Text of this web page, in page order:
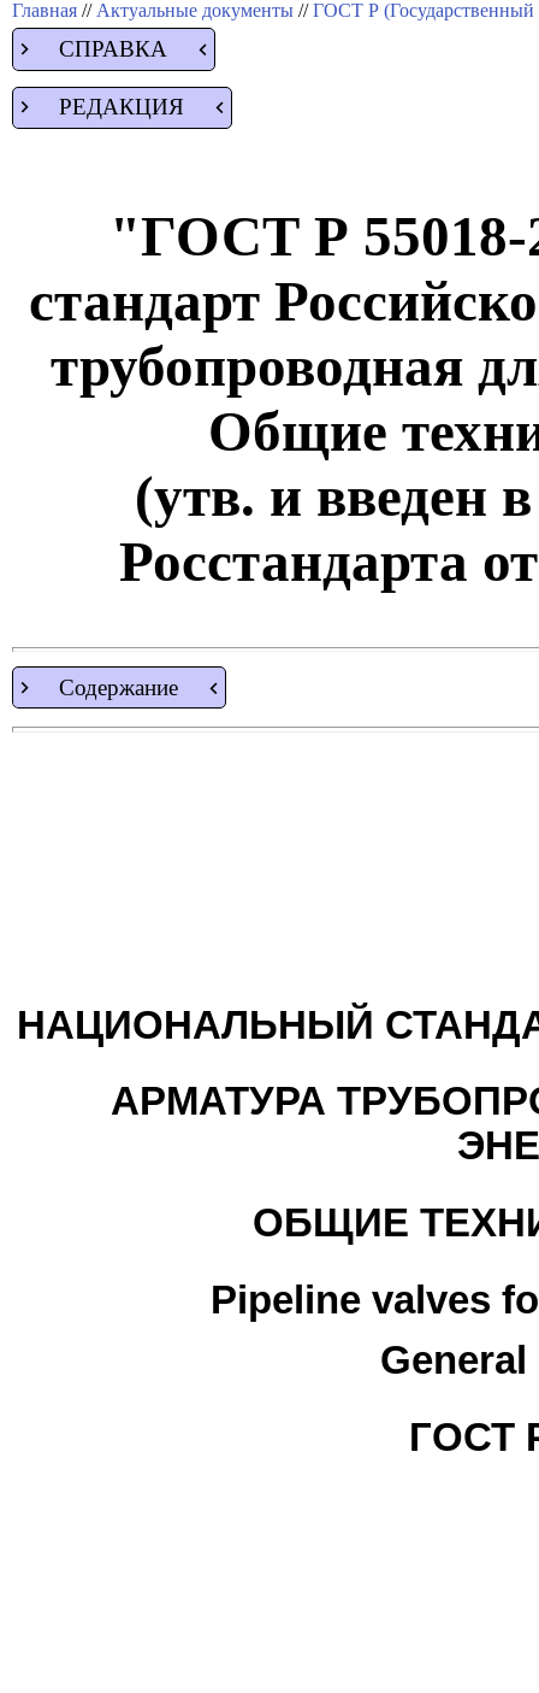
Главная // Актуальные документы //ГОСТ Р (Государственный
СПРАВКА
РЕДАКЦИЯ
"ГОСТ Р 55018-
стандарт
трубопроводная
Общие
(утв. и введен
Росстандарта
Содержание
НАЦИОНАЛЬНЫЙ
АРМАТУРА
ОБЩИЕ
Pipeline valves
ГОСТ